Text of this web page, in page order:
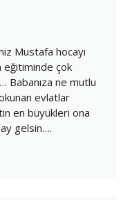
Mustafa hocayı
eğitiminde çok
Babanıza ne mutlu
evlatlar
en büyükleri ona
gelsin….